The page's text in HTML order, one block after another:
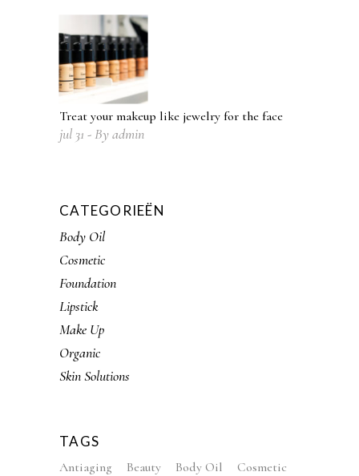
Treat your makeup like jewelry for the face
jul 31 Byadmin
CATEGORIEËN
Body Oil
Cosmetic
Foundation
Lipstick
Make Up
Organic
Skin Solutions
TAGS
Antiaging Beauty Body Oil
Cosmetic